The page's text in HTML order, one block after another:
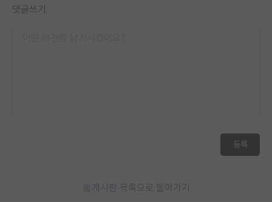
댓글쓰기
등록
게시판 목록으로 돌아가기